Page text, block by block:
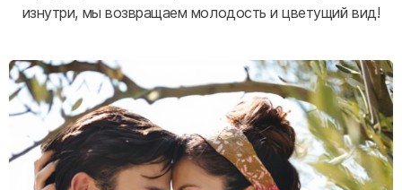
изнутри, мы возвращаем молодость и цветущий вид!